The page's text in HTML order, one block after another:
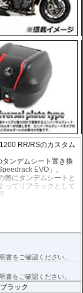
RR/RSのカスタム
ンデムシート置き換
EVO」。
際にタンデムシートと
ってリアラックとして
。
す。
トなどを留める為のフ
、街乗りからツーリン
用頂けます。
装着可能。荷物の積載
して積載可能にする
拡張プレート)
書をご確認ください。
書をご確認ください。
ブラック